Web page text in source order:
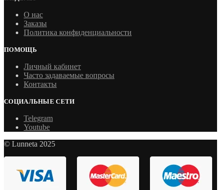
О нас
Заказы
Политика конфиденциальности
ПОМОЩЬ
Личный кабинет
Часто задаваемые вопросы
Контакты
СОЦИАЛЬНЫЕ СЕТИ
Telegram
Youtube
© Lunneta 2025